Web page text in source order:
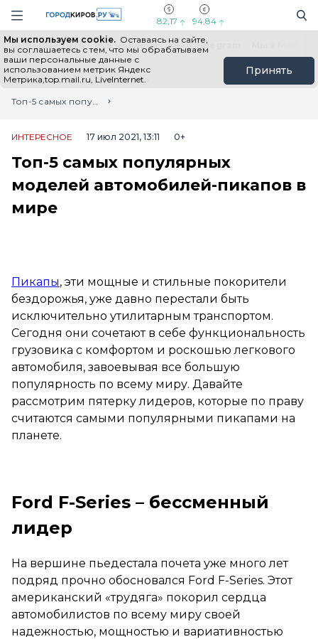
Навигация сайта
82,17 94,84
Мы используем cookie. Оставаясь на сайте,
вы соглашаетесь с тем, что мы обрабатываем
ваши персональные данные с
использованием метрик Яндекс
Метрика,top.mail.ru, LiveInternet.
Принять
Выборы - 2026 Все новости Мы в Telegram
Главная
Лента новостей
Топ-5 самых популярных моделей автомобилей-пикапов в мире
ИНТЕРЕСНОЕ 17 июл 2021, 13:11 0+
Топ-5 самых популярных
моделей автомобилей-пикапов в
мире
Пикапы, эти мощные и стильные покорители
бездорожья, уже давно перестали быть
исключительно утилитарным транспортом.
Сегодня они сочетают в себе функциональность
грузовика с комфортом и роскошью легкового
автомобиля, завоевывая все большую
популярность по всему миру. Давайте
рассмотрим пятерку лидеров, которые по праву
считаются самыми популярными пикапами на
планете.
Ford F-Series – бессменный
лидер
На вершине пьедестала почета уже много лет
подряд прочно обосновался Ford F-Series. Этот
американский «трудяга» покорил сердца
автомобилистов по всему миру своей
надежностью, мощностью и вариативностью